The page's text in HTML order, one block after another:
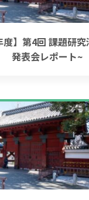
度】第4回 課題研
発表会レポート~